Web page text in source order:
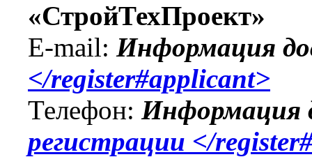
«СтройТехПроект»
Информация
Информация
регистрации